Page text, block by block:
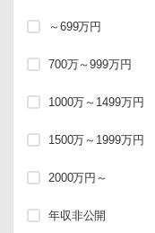
～699万円
700万～999万円
1000万～1499万円
1500万～1999万円
2000万円～
年収非公開